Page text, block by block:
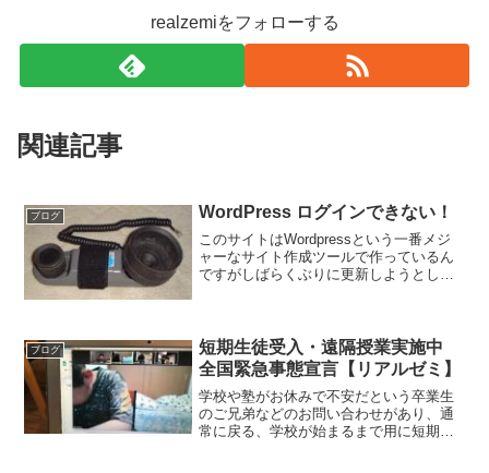
realzemiをフォローする
関連記事
ブログ WordPress ログインできない！
このサイトはWordpressという一番メジ
ャーなサイト作成ツールで作っているん
ですがしばらくぶりに更新しようとした
ことには更新でき...
ブログ
短期生徒受入・遠隔授業実施中
全国緊急事態宣言【リアルゼミ】
学校や塾がお休みで不安だという卒業生
のご兄弟などのお問い合わせがあり、通
常に戻る、学校が始まるまで用に短期生